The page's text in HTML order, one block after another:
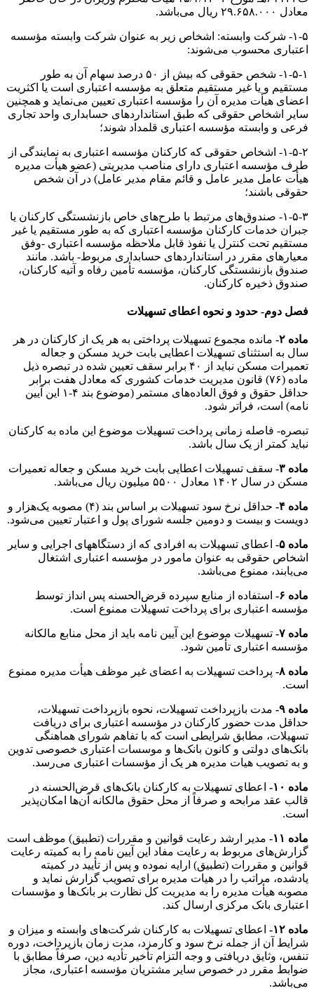
معادل ۲۹.۶۵۸.۰۰۰ ریال می‌باشد.
۱-۵- شرکت وابسته: اشخاص زیر به عنوان شرکت وابسته مؤسسه
اعتباری محسوب می‌شوند:
۱-۵-۱- شخص حقوقی که بیش از ۵۰ درصد سهام آن به طور
مستقیم و یا غیر مستقیم متعلق به مؤسسه اعتباری است یا اکثریت
اعضای هیأت مدیره آن را مؤسسه اعتباری تعیین می‌نماید و همچنین
سایر اشخاص حقوقی که طبق استانداردهای حسابداری واحد تجاری
فرعی و وابسته مؤسسه اعتباری قلمداد شوند؛
۱-۵-۲- اشخاص حقوقی که کارکنان مؤسسه اعتباری به نمایندگی از
طرف مؤسسه اعتباری دارای مناصب مدیریتی (عضو هیأت مدیره
هیأت عامل مدیر عامل و قائم مقام مدیر عامل) در آن شخص
حقوقی باشند؛
۱-۵-۳- صندوق‌های مرتبط با طرح‌های خاص بازنشستگی کارکنان یا
جبران خدمات کارکنان مؤسسه اعتباری که به طور مستقیم یا غیر
مستقیم تحت کنترل یا نفوذ قابل ملاحظه مؤسسه اعتباری -وفق
معیارهای مقرر در استانداردهای حسابداری مربوط- باشد. مانند
صندوق بازنشستگی کارکنان، مؤسسه تأمین رفاه و آتیه کارکنان،
صندوق ذخیره کارکنان.
فصل دوم- حدود و نحوه اعطای تسهیلات
ماده ۲-
مانده مجموع تسهیلات پرداختی به هر یک از کارکنان در هر
سال به استثنای تسهیلات اعطایی بابت خرید مسکن و جعاله
تعمیرات مسکن نباید از ۴۰ برابر سقف تعیین شده در تبصره ذیل
ماده (۷۶) قانون مدیریت خدمات کشوری که معادل هفت برابر
حداقل حقوق و فوق العاده‌های مستمر (موضوع بند ۴-۱ این آیین
نامه) است، فراتر شود.
تبصره- فاصله زمانی پرداخت تسهیلات موضوع این ماده به کارکنان
نباید کمتر از یک سال باشد.
ماده ۳-
سقف تسهیلات اعطایی بابت خرید مسکن و جعاله تعمیرات
مسکن در سال ۱۴۰۲ معادل ۵۵۰۰ میلیون ریال می‌باشد.
ماده ۴-
حداقل نرخ سود تسهیلات بر اساس بند (۴) مصوبه یک‌هزار و
دویست و بیست و دومین جلسه شورای پول و اعتبار تعیین می‌شود.
ماده ۵-
اعطای تسهیلات به افرادی که از دستگاههای اجرایی و سایر
اشخاص حقوقی به عنوان مامور در مؤسسه اعتباری اشتغال
می‌یابند، ممنوع می‌باشد.
ماده ۶-
استفاده از منابع سپرده قرض‌الحسنه پس انداز توسط
مؤسسه اعتباری برای پرداخت تسهیلات ممنوع است.
ماده ۷-
تسهیلات موضوع این آیین نامه باید از محل منابع مالکانه
مؤسسه اعتباری تأمین شود.
ماده ۸-
پرداخت تسهیلات به اعضای غیر موظف هیأت مدیره ممنوع
است.
ماده ۹-
مدت بازپرداخت تسهیلات، نحوه بازپرداخت تسهیلات،
حداقل مدت حضور کارکنان در مؤسسه اعتباری برای دریافت
تسهیلات، مطابق شرایطی است که با تفاهم شورای هماهنگی
بانک‌های دولتی و کانون بانک‌ها و موسسات اعتباری خصوصی تدوین
و به تصویب هیات مدیره هر یک از مؤسسات اعتباری می‌رسد.
ماده ۱۰-
اعطای تسهیلات به کارکنان بانک‌های قرض‌الحسنه در
قالب عقد مرابحه و صرفاً از محل حقوق مالکانه آن‌ها امکان‌پذیر
است.
ماده ۱۱-
مدیر ارشد رعایت قوانین و مقررات (تطبیق) موظف است
گزارش‌های مربوط به رعایت مفاد این آیین نامه را به کمیته رعایت
قوانین و مقررات (تطبیق) ارایه نموده و پس از تأیید در کمیته
یادشده، مراتب را در هیات مدیره برای تصویب گزارش نماید و
مصوبه هیأت مدیره را به مدیریت کل نظارت بر بانک‌ها و مؤسسات
اعتباری بانک مرکزی ارسال کند.
ماده ۱۲-
اعطای تسهیلات به کارکنان شرکت‌های وابسته و میزان و
شرایط آن از جمله نرخ سود و کارمزد، مدت زمان بازپرداخت، دوره
تنفس، وثایق دریافتی و وجه التزام تأخیر تأدیه دین، صرفاً مطابق با
ضوابط مقرر در خصوص سایر مشتریان مؤسسه اعتباری، مجاز
می‌باشد.